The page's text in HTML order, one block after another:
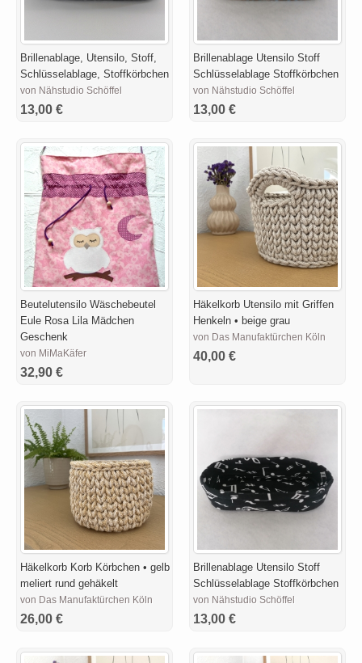
Brillenablage, Utensilo, Stoff,
Schlüsselablage, Stoffkörbchen
von Nähstudio Schöffel
13,00 €
Brillenablage Utensilo Stoff
Schlüsselablage Stoffkörbchen
von Nähstudio Schöffel
13,00 €
Beutelutensilo Wäschebeutel
Eule Rosa Lila Mädchen
Geschenk
von MiMaKäfer
32,90 €
Häkelkorb Utensilo mit Griffen
Henkeln • beige grau
von Das Manufaktürchen Köln
40,00 €
Häkelkorb Korb Körbchen • gelb
meliert rund gehäkelt
von Das Manufaktürchen Köln
26,00 €
Brillenablage Utensilo Stoff
Schlüsselablage Stoffkörbchen
von Nähstudio Schöffel
13,00 €